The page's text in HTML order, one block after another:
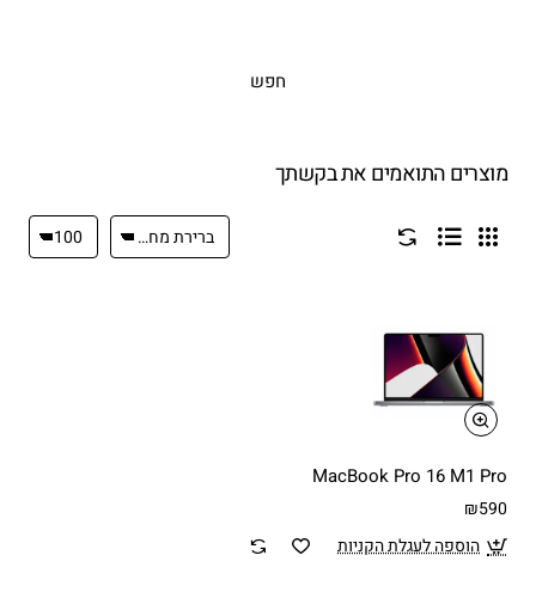
חפש
מוצרים התואמים את בקשתך
MacBook Pro 16 M1 Pro
₪590
הוספה לעגלת הקניות